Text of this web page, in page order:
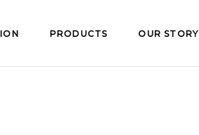
PRODUCTS OUR STORY